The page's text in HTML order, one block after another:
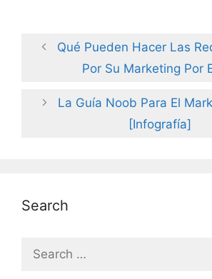
Qué Pueden Hacer Las
Por Su Marketing Por
La Guía Noob Para El
[Infografía]
Search
for: